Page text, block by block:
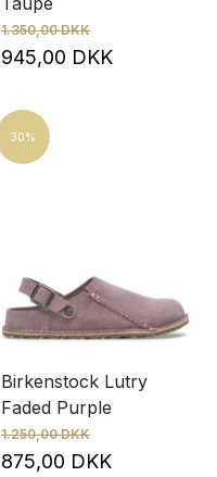
1.350,00 DKK
945,00 DKK
30%
Birkenstock Lutry
Faded Purple
1.250,00 DKK
875,00 DKK